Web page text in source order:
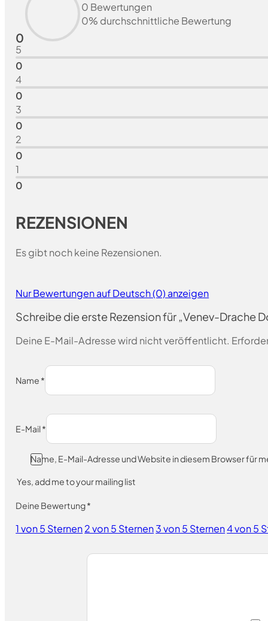
0
0 Bewertungen
0% durchschnittliche Bewertung
5
0
4
0
3
0
2
0
1
0
REZENSIONEN
Es gibt noch keine Rezensionen.
Nur Bewertungen auf Deutsch (0) anzeigen
Schreibe die erste Rezension für „Venev-Drache
Deine E-Mail-Adresse wird nicht veröffentlicht.
Name *
E-Mail*
Name, E-Mail-Adresse und Website in diesem Browser für
Yes, add me to your mailing list
Deine Bewertung*
1 von 5 Sternen2 von 5 Sternen3 von 5 Sternen4 von 5